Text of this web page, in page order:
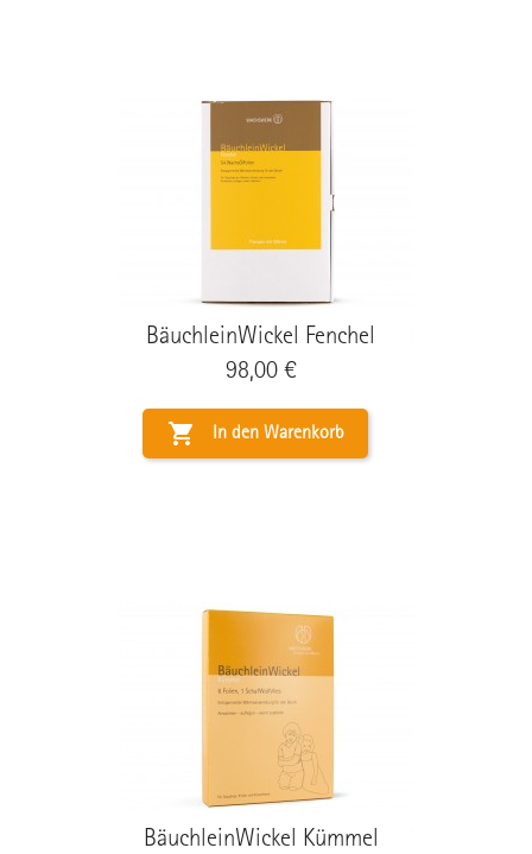
BäuchleinWickel Fenchel
Preis
98,00 €
 In den Warenkorb
BäuchleinWickel Kümmel